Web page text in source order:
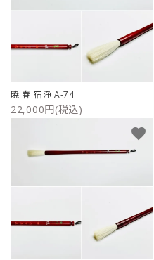
プライバシーポリシー
暁 春 宿浄 A-74
22,000円(税込)
favorite